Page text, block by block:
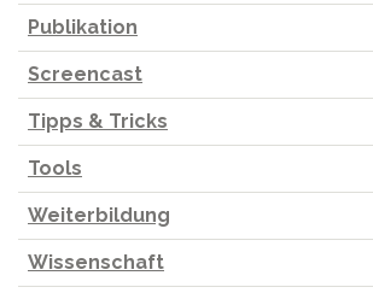
Publikation
Screencast
Tipps & Tricks
Tools
Weiterbildung
Wissenschaft